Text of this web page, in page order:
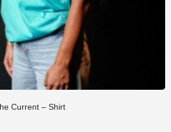
Current – Shirt